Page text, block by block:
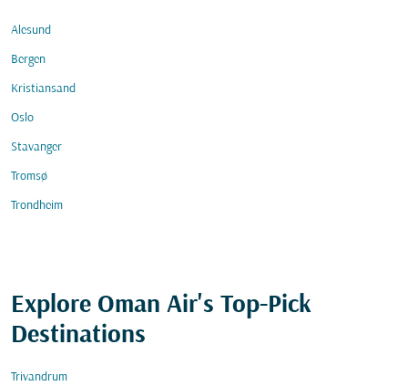
Alesund
Bergen
Kristiansand
Oslo
Stavanger
Tromsø
Trondheim
Explore Oman Air's Top-Pick
Destinations
Trivandrum